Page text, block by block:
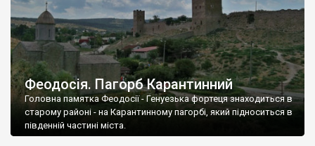
Феодосія. Пагорб Карантинний
Головна памятка Феодосії - Генуезька фортеця знаходиться в
старому районі - на Карантинному пагорбі, який підноситься в
південній частині міста.